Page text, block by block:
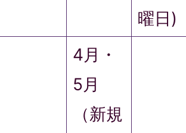
曜日)
4月・
5月
（新規